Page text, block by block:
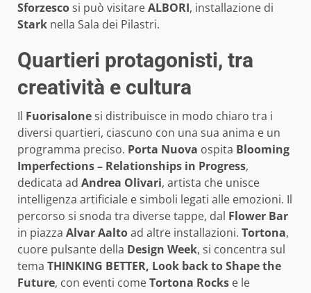
Sforzescosi può visitareALBORI, installazione di
Stark nella Sala dei Pilastri.
Quartieri protagonisti, tra
creatività e cultura
Il Fuorisalonesi distribuisce in modo chiaro tra i
diversi quartieri, ciascuno con una sua anima e un
programma preciso. Porta Nuova ospita Blooming
Imperfections – Relationships in Progress,
dedicata ad Andrea Olivari, artista che unisce
intelligenza artificiale e simboli legati alle emozioni. Il
percorso si snoda tra diverse tappe, dal Flower Bar
in piazza Alvar Aaltoad altre installazioni. Tortona,
cuore pulsante della Design Week, si concentra sul
tema THINKING BETTER, Look back to Shape the
Future, con eventi comeTortona Rocks e le